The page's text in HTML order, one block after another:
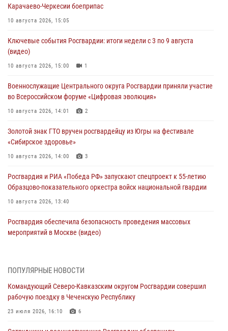
Карачаево-Черкесии боеприпас
10 августа 2026, 15:05
Ключевые события Росгвардии: итоги недели с 3 по 9 августа
(видео)
10 августа 2026, 15:00 1
Военнослужащие Центрального округа Росгвардии приняли участие
во Всероссийском форуме «Цифровая эволюция»
10 августа 2026, 14:01 2
Золотой знак ГТО вручен росгвардейцу из Югры на фестивале
«Сибирское здоровье»
10 августа 2026, 14:00 3
Росгвардия и РИА «Победа РФ» запускают спецпроект к 55-летию
Образцово-показательного оркестра войск национальной гвардии
10 августа 2026, 13:40
Росгвардия обеспечила безопасность проведения массовых
мероприятий в Москве (видео)
В Югре росгвардейцы приняли участие в памятном мероприятии,
10 августа 2026, 13:00
В Кировской области состоялось открытие мемориальной доски в
ПОПУЛЯРНЫЕ НОВОСТИ
Командующий Северо-Кавказским округом Росгвардии совершил
рабочую поездку в Чеченскую Республику
23 июля 2026, 16:10 6